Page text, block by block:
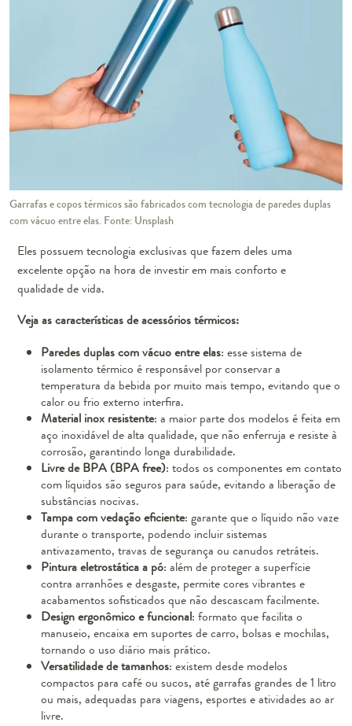
Garrafas e copos térmicos são fabricados com tecnologia de paredes duplas
com vácuo entre elas. Fonte: Unsplash
Eles possuem tecnologia exclusivas que fazem deles uma
excelente opção na hora de investir em mais conforto e
qualidade de vida.
Veja as características de acessórios térmicos:
Paredes duplas com vácuo entre elas: esse sistema de
isolamento térmico é responsável por conservar a
temperatura da bebida por muito mais tempo, evitando que o
calor ou frio externo interfira.
Material inox resistente: a maior parte dos modelos é feita em
aço inoxidável de alta qualidade, que não enferruja e resiste à
corrosão, garantindo longa durabilidade.
Livre de BPA (BPA free): todos os componentes em contato
com líquidos são seguros para saúde, evitando a liberação de
substâncias nocivas.
Tampa com vedação eficiente: garante que o líquido não vaze
durante o transporte, podendo incluir sistemas
antivazamento, travas de segurança ou canudos retráteis.
Pintura eletrostática a pó: além de proteger a superfície
contra arranhões e desgaste, permite cores vibrantes e
acabamentos sofisticados que não descascam facilmente.
Design ergonômico e funcional: formato que facilita o
manuseio, encaixa em suportes de carro, bolsas e mochilas,
tornando o uso diário mais prático.
Versatilidade de tamanhos: existem desde modelos
compactos para café ou sucos, até garrafas grandes de 1 litro
ou mais, adequadas para viagens, esportes e atividades ao ar
livre.